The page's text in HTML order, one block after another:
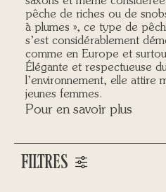
LOGIN /
pêche de riches ou de
à plumes », ce type de
s’est considérablement
comme en Europe et
Élégante et respectueuse
l’environnement, elle attire
jeunes femmes.
Pour en savoir plus
FILTRES